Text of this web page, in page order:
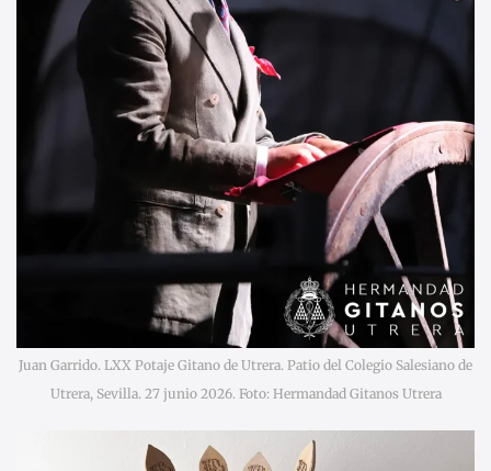
Juan Garrido. LXX Potaje Gitano de Utrera. Patio del Colegio Salesiano de
Utrera, Sevilla. 27 junio 2026. Foto: Hermandad Gitanos Utrera